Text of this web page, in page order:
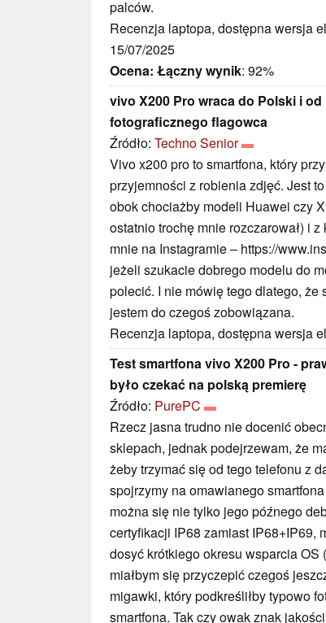
palców.
Recenzja laptopa, dostępna wersja
15/07/2025
Ocena: Łączny wynik: 92%
vivo X200 Pro wraca do Polski i
fotograficznego flagowca
Źródło: Techno Senior
Vivo x200 pro to smartfona, który
przyjemności z robienia zdjęć. Jest
obok chociażby modeli Huawei czy
ostatnio trochę mnie rozczarował) i
mnie na Instagramie – https://
jeżeli szukacie dobrego modelu do
polecić. I nie mówię tego dlatego, że
jestem do czegoś zobowiązana.
Recenzja laptopa, dostępna wersja
Test smartfona vivo X200 Pro -
było czekać na polską premierę
Źródło: PurePC
Rzecz jasna trudno nie docenić
sklepach, jednak podejrzewam, że
żeby trzymać się od tego telefonu z
spojrzymy na omawianego
można się nie tylko jego późnego
certyfikacji IP68 zamiast IP68+IP69,
dosyć krótkiego okresu wsparcia OS
miałbym się przyczepić czegoś
migawki, który podkreśliłby typowo
smartfona. Tak czy owak znak